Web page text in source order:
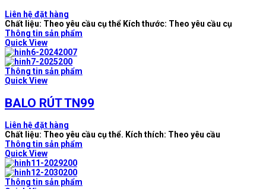
Liên hệ đặt hàng
Chất liệu: Theo yêu cầu cụ thể Kích thước: Theo yêu cầu cụ
Thông tin sản phẩm
Quick View
Thông tin sản phẩm
Quick View
BALO RÚT TN99
Liên hệ đặt hàng
Chất liệu: Theo yêu cầu cụ thể. Kích thích: Theo yêu cầu
Thông tin sản phẩm
Quick View
Thông tin sản phẩm